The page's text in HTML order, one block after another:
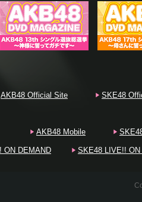
AKB48 Official Site SKE48
AKB48 Mobile
ON DEMAND SKE48 LIVE!! ON